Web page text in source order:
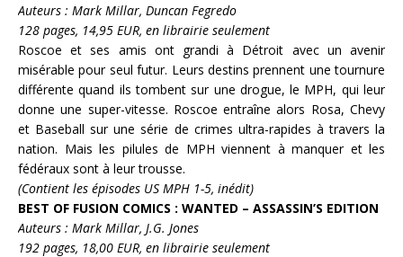
Auteurs : Mark Millar, Duncan Fegredo
128 pages, 14,95 EUR, en librairie seulement
Roscoe et ses amis ont grandi à Détroit avec un avenir
misérable pour seul futur. Leurs destins prennent une tournure
différente quand ils tombent sur une drogue, le MPH, qui leur
donne une super-vitesse. Roscoe entraîne alors Rosa,Chevy
et Baseball sur une série de crimes ultra-rapides à travers la
nation. Mais les pilules de MPH viennent à manquer et les
fédéraux sont à leur trousse.
(Contient les épisodes US MPH 1-5, inédit)
BEST OF FUSION COMICS : WANTED – ASSASSIN’S EDITION
Auteurs : Mark Millar, J.G. Jones
192 pages, 18,00 EUR, en librairie seulement